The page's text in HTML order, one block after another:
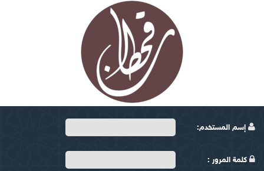
إسم المستخدم:
كلمة المرور :